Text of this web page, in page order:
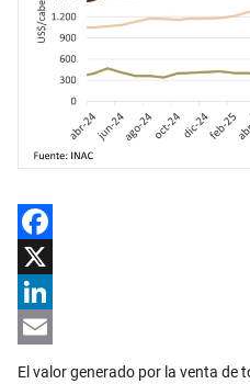
Facebook
X
LinkedIn
Email
El valor generado por la venta de